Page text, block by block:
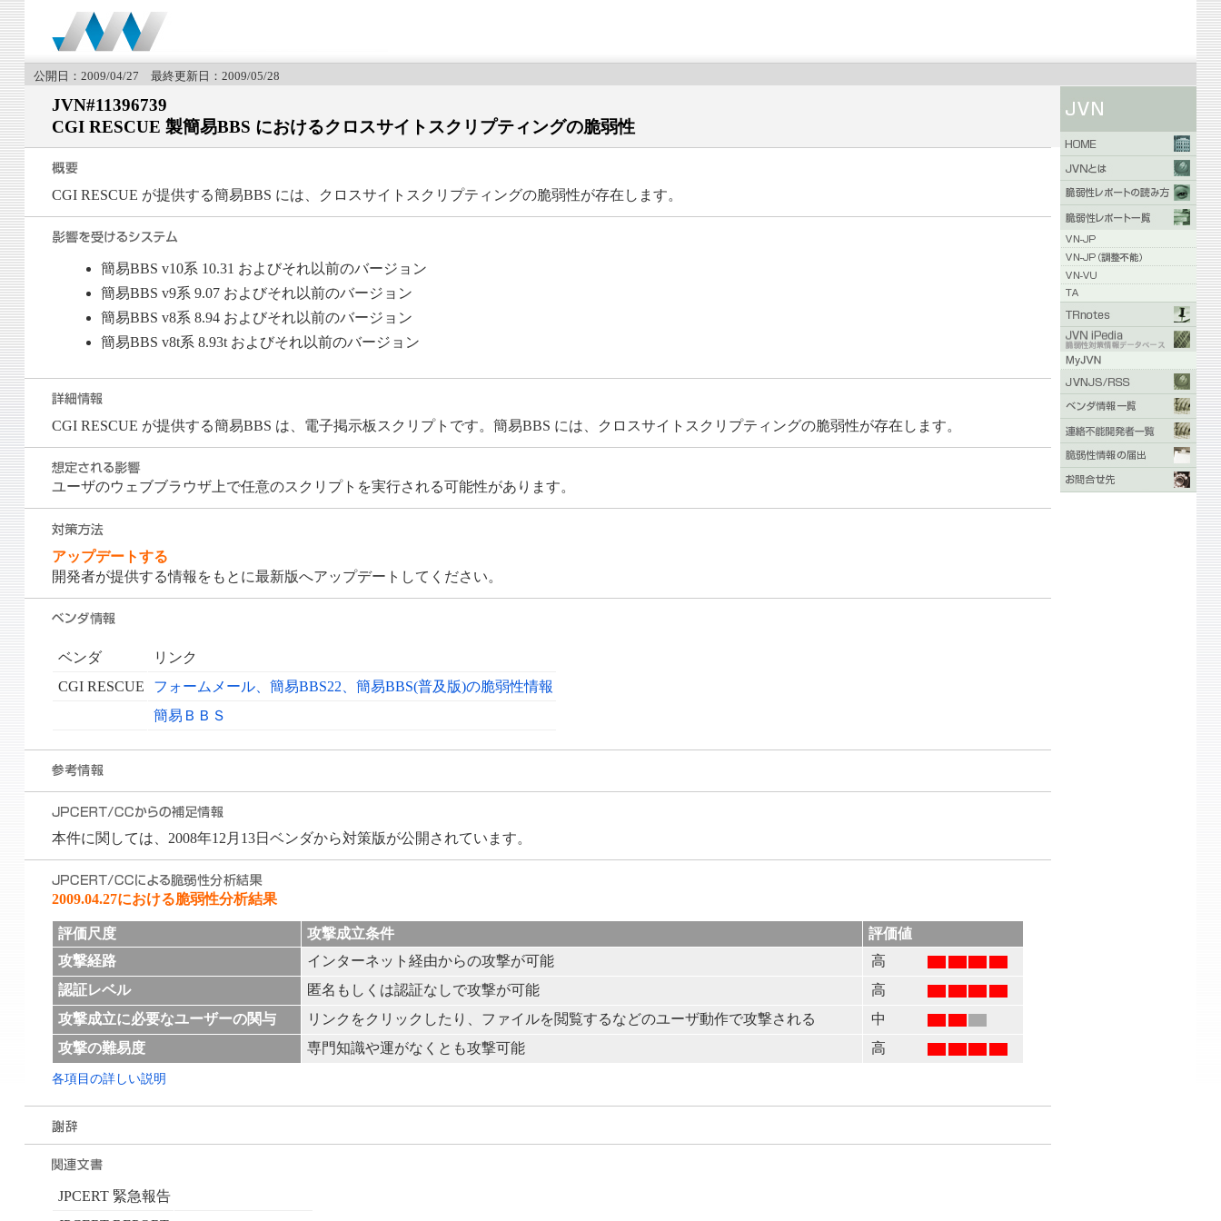
公開日：2009/04/27 最終更新日：2009/05/28
JVN#11396739
CGI RESCUE 製簡易BBS におけるクロスサイトスクリプティングの脆弱性
CGI RESCUE が提供する簡易BBS には、クロスサイトスクリプティングの脆弱性が存在します。
簡易BBS v10系 10.31 およびそれ以前のバージョン
簡易BBS v9系 9.07 およびそれ以前のバージョン
簡易BBS v8系 8.94 およびそれ以前のバージョン
簡易BBS v8t系 8.93t およびそれ以前のバージョン
CGI RESCUE が提供する簡易BBS は、電子掲示板スクリプトです。簡易BBS には、クロスサイトスクリプティングの脆弱性が存在します。
ユーザのウェブブラウザ上で任意のスクリプトを実行される可能性があります。
アップデートする
開発者が提供する情報をもとに最新版へアップデートしてください。
ベンダ
リンク
CGI RESCUE
フォームメール、簡易BBS22、簡易BBS(普及版)の脆弱性情報
簡易ＢＢＳ
本件に関しては、2008年12月13日ベンダから対策版が公開されています。
2009.04.27における脆弱性分析結果
評価尺度 攻撃成立条件
評価値
攻撃経路
インターネット経由からの攻撃が可能
高
認証レベル
匿名もしくは認証なしで攻撃が可能
高
攻撃成立に必要なユーザーの関与
リンクをクリックしたり、ファイルを閲覧するなどのユーザ動作で攻撃される
中
攻撃の難易度
専門知識や運がなくとも攻撃可能 高
各項目の詳しい説明
JPCERT 緊急報告